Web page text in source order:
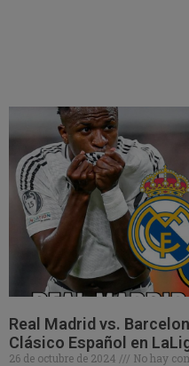
Real Madrid vs.
Clásico Español en
26 de octubre de 2024 No hay